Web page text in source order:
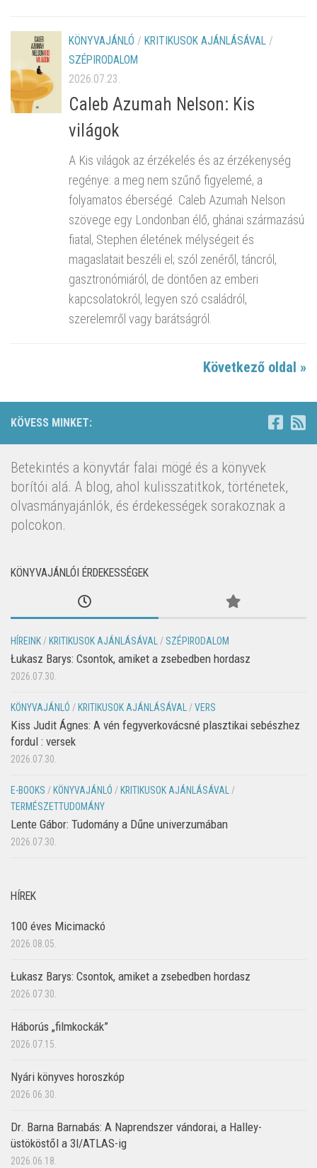
KÖNYVAJÁNLÓ / KRITIKUSOK AJÁNLÁSÁVAL /
SZÉPIRODALOM
2026.07.23.
Caleb Azumah Nelson: Kis
világok
A Kis világok az érzékelés és az érzékenység
regénye: a meg nem szűnő figyelemé, a
folyamatos éberségé. Caleb Azumah Nelson
szövege egy Londonban élő, ghánai származású
fiatal, Stephen életének mélységeit és
magaslatait beszéli el; szól zenéről, táncról,
gasztronómiáról, de döntően az emberi
kapcsolatokról, legyen szó családról,
szerelemről vagy barátságról.
Következő oldal »
KÖVESS MINKET:
Betekintés a könyvtár falai mögé és a könyvek
borítói alá. A blog, ahol kulisszatitkok, történetek,
olvasmányajánlók, és érdekességek sorakoznak a
polcokon.
KÖNYVAJÁNLÓI ÉRDEKESSÉGEK
HÍREINK/ KRITIKUSOK AJÁNLÁSÁVAL/ SZÉPIRODALOM
Łukasz Barys: Csontok, amiket a zsebedben hordasz
2026.07.30.
KÖNYVAJÁNLÓ / KRITIKUSOK AJÁNLÁSÁVAL/VERS
Kiss Judit Ágnes: A vén fegyverkovácsné plasztikai sebészhez
fordul : versek
2026.07.30.
E-BOOKS / KÖNYVAJÁNLÓ / KRITIKUSOK AJÁNLÁSÁVAL/
TERMÉSZETTUDOMÁNY
Lente Gábor: Tudomány a Dűne univerzumában
2026.07.30.
HÍREK
100 éves Micimackó
2026.08.05.
Łukasz Barys: Csontok, amiket a zsebedben hordasz
2026.07.30.
Háborús „filmkockák”
2026.07.15.
Nyári könyves horoszkóp
2026.06.30.
Dr. Barna Barnabás: A Naprendszer vándorai, a Halley-
üstököstől a 3I/ATLAS-ig
2026.06.18.